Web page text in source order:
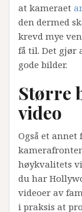
at kameraet
den dermed
krevd mye
få til. Det gjør
gode bilder.
Større
video
Også et
høykvalitets
du har
videoer av
i praksis at